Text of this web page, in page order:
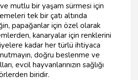
ve mutlu bir yaşam sürmesi için
tek bir çatı altında
papağanlar için özel olarak
kanaryalar için renklerini
kadar her türlü ihtiyaca
doğru beslenme ve
evcil hayvanlarınızın sağlığı
biridir.